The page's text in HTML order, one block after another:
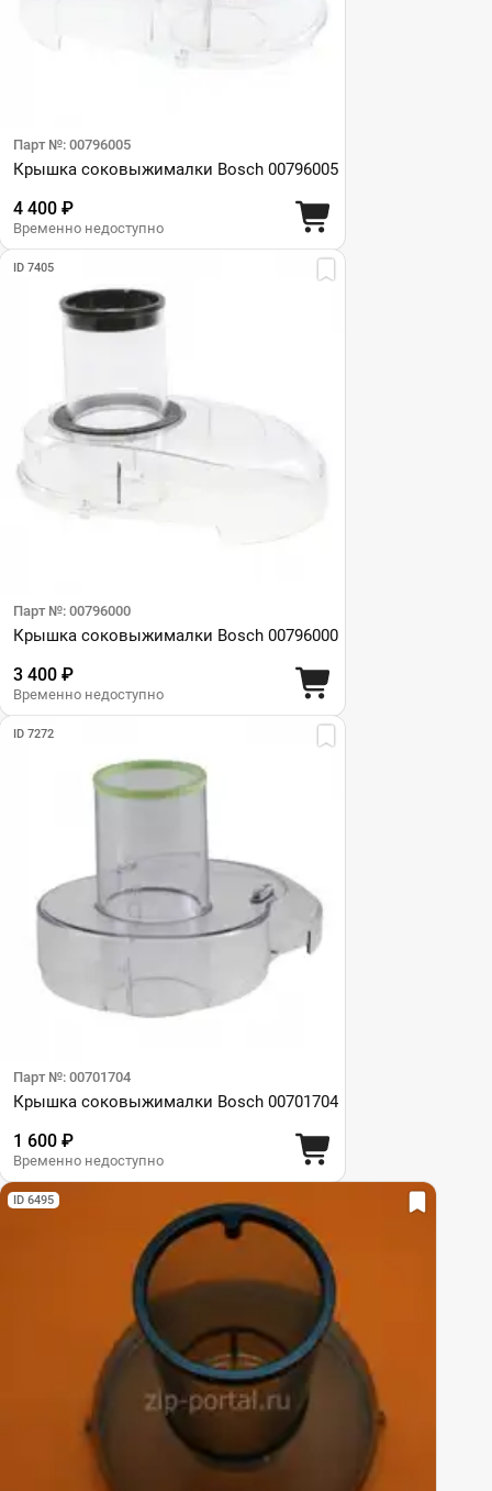
Парт №: 00796005
Крышка соковыжималки Bosch 00796005
4 400 ₽
Временно недоступно
ID 7405
Парт №: 00796000
Крышка соковыжималки Bosch 00796000
3 400 ₽
Временно недоступно
ID 7272
Парт №: 00701704
Крышка соковыжималки Bosch 00701704
1 600 ₽
Временно недоступно
ID 6495